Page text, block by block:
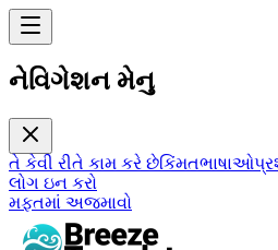
નેવિગેશન મેનુ
તે કેવી રીતે કામ કરે છેકિંમતભાષાઓ
લોગ ઇન કરો
મફતમાં અજમાવો